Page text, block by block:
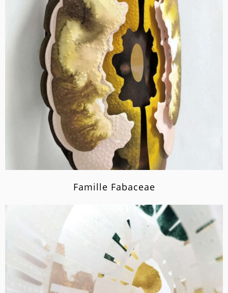
Famille Fabaceae